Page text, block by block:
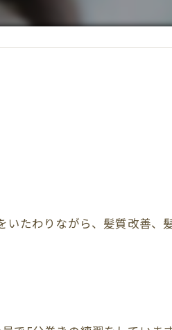
いたわりながら、髪質改善